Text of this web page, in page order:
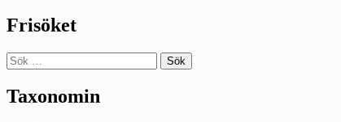
Frisöket
Sök
efter:
Taxonomin